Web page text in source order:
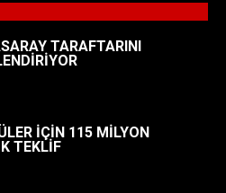
TARAFTARINI
İÇİN 115 MİLYON
TEKLİF